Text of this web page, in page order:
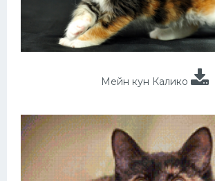
Мейн кун Калико